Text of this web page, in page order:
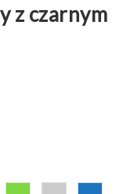
z czarnym